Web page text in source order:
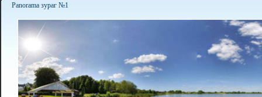
Panorama зураг №1